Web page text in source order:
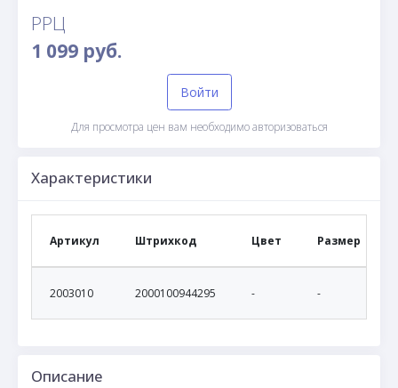
РРЦ
1 099 руб.
Войти
Для просмотра цен вам необходимо авторизоваться
Характеристики
Артикул Штрихкод Цвет Размер
2003010 2000100944295 - -
Описание